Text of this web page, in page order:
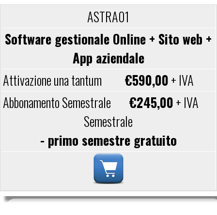
ASTRA01
Software gestionale Online + Sito web +
App aziendale
€590,00+ IVA
€245,00+ IVA
Semestrale
- primo semestre gratuito